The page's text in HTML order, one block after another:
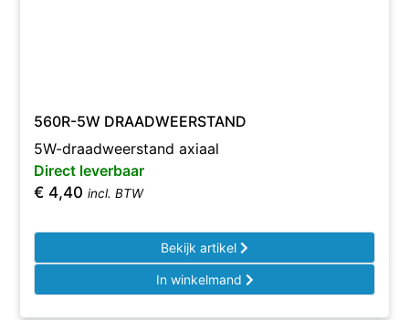
560R-5W DRAADWEERSTAND
5W-draadweerstand axiaal
Direct leverbaar
€ 4,40 incl. BTW
Bekijk artikel
In winkelmand